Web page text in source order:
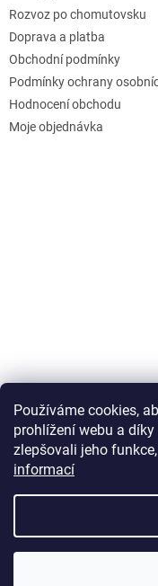
Používáme cookies,
prohlížení webu a
zlepšovali jeho
informací
Rozvoz po chomutovsku
Doprava a platba
Obchodní podmínky
Podmínky ochrany
Hodnocení obchodu
Moje objednávka